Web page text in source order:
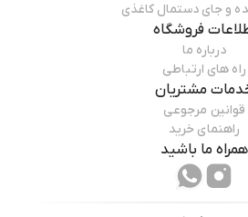
و جای دستمال کاغذی
فروشگاه
درباره ما
راه های ارتباطی
مشتریان
قوانین مرجوعی
راهنمای خرید
همراه ما باشید